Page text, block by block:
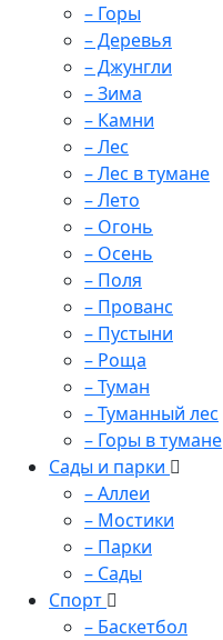
– Горы
– Деревья
– Джунгли
– Зима
– Камни
– Лес
– Лес в тумане
– Лето
– Огонь
– Осень
– Поля
– Прованс
– Пустыни
– Роща
– Туман
– Туманный лес
– Горы в тумане
Сады и парки
– Аллеи
– Мостики
– Парки
– Сады
Спорт
– Баскетбол